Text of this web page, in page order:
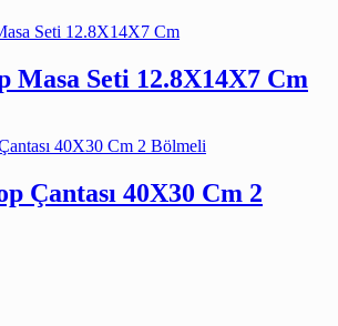
Masa Seti 12.8X14X7 Cm
Çantası 40X30 Cm 2